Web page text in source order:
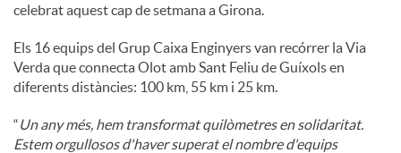
celebrat aquest cap de setmana a Girona.
Els 16 equips del Grup Caixa Enginyers van recórrer la Via
Verda que connecta Olot amb Sant Feliu de Guíxols en
diferents distàncies: 100 km, 55 km i 25 km.
“Un any més, hem transformat quilòmetres en solidaritat.
Estem orgullosos d'haver superat el nombre d'equips